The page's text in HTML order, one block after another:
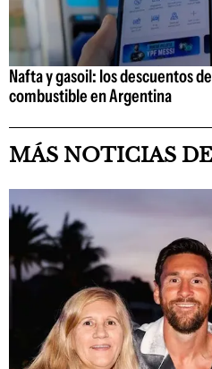
Nafta y gasoil: los descuentos
combustible en Argentina
MÁS NOTICIAS